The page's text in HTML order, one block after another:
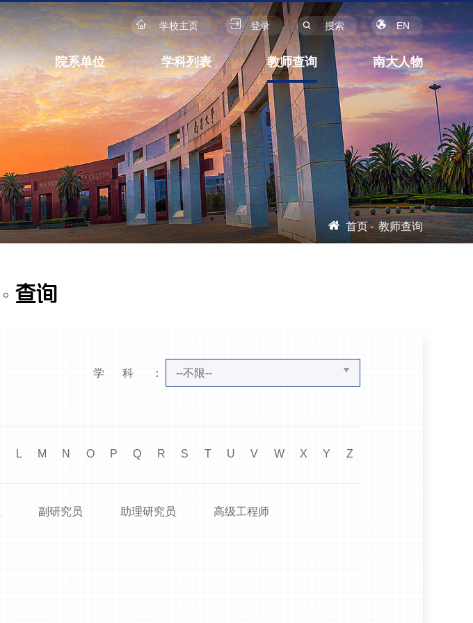
EN
搜索
登录
学校主页
院系单位 学科列表 教师查询 南大人物
首页- 教师查询
查询
学科： --不限--
L M N O P Q R S T U V W X Y Z
副研究员 助理研究员 高级工程师